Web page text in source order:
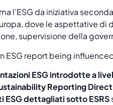
l’ESG da iniziativa
dove le aspettative di
supervisione della
ESG introdotte a
Reporting
dettagliati sotto ESRS